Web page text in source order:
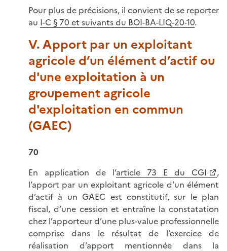
Pour plus de précisions, il convient de se reporter
au I-C § 70 et suivants du BOI-BA-LIQ-20-10.
V. Apport par un exploitant
agricole d’un élément d’actif ou
d'une exploitation à un
groupement agricole
d'exploitation en commun
(GAEC)
70
En application de l’article 73 E du CGI
,
l’apport par un exploitant agricole d’un élément
d’actif à un GAEC est constitutif, sur le plan
fiscal, d’une cession et entraîne la constatation
chez l’apporteur d’une plus-value professionnelle
comprise dans le résultat de l’exercice de
réalisation d’apport mentionnée dans la